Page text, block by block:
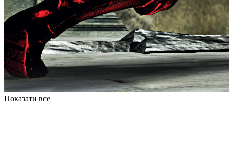
Показати все